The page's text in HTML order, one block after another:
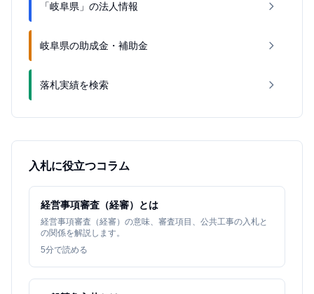
「岐阜県」の法人情報
岐阜県の助成金・補助金
落札実績を検索
入札に役立つコラム
経営事項審査（経審）とは
経営事項審査（経審）の意味、審査項目、公共工事の入札と
の関係を解説します。
5分で読める